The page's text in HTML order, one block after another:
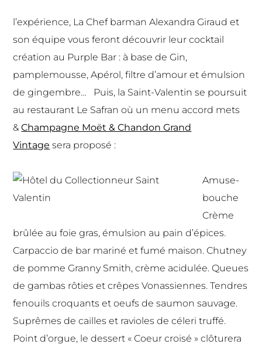
l’expérience, La Chef barman Alexandra Giraud et
son équipe vous feront découvrir leur cocktail
création au Purple Bar : à base de Gin,
pamplemousse, Apérol, filtre d’amour et émulsion
de gingembre… Puis, la Saint-Valentin se poursuit
au restaurant Le Safran où un menu accord mets
&Champagne Moët & Chandon Grand
Vintage sera proposé :
Amuse-
bouche
Crème
brûlée au foie gras, émulsion au pain d’épices.
Carpaccio de bar mariné et fumé maison. Chutney
de pomme Granny Smith, crème acidulée. Queues
de gambas rôties et crêpes Vonassiennes. Tendres
fenouils croquants et oeufs de saumon sauvage.
Suprêmes de cailles et ravioles de céleri truffé.
Point d’orgue, le dessert « Coeur croisé » clôturera